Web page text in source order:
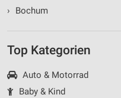
›
Bochum
Top Kategorien
Auto & Motorrad
Baby & Kind